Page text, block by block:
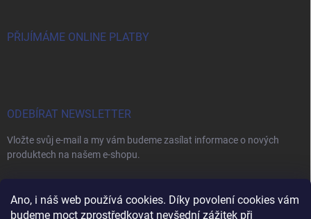
Ano, i náš web používá cookies. Díky povolení cookies vám
budeme moct zprostředkovat nevšední zážitek při
PŘIJÍMÁME ONLINE PLATBY
ODEBÍRAT NEWSLETTER
Vložte svůj e-mail a my vám budeme zasílat informace o nových
produktech na našem e-shopu.
E-MAIL